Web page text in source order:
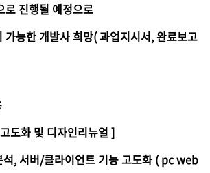
로 진행될 예정으로
가능한 개발사 희망( 과업지시서, 완료보고
도화 및 디자인리뉴얼 ]
석, 서버/클라이언트 기능 고도화 ( pc web